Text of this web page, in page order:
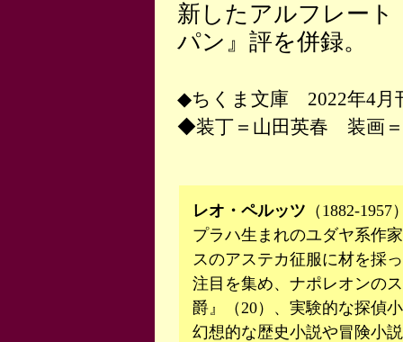
新したアルフレー
パン』評を併録。
◆ちくま文庫 2022年4月
◆装丁＝山田英春 装画
レオ・ペルッツ （1882-1957
プラハ生まれのユダヤ系作
スのアステカ征服に材を採
注目を集め、ナポレオンの
爵』（20）、実験的な探偵
幻想的な歴史小説や冒険小